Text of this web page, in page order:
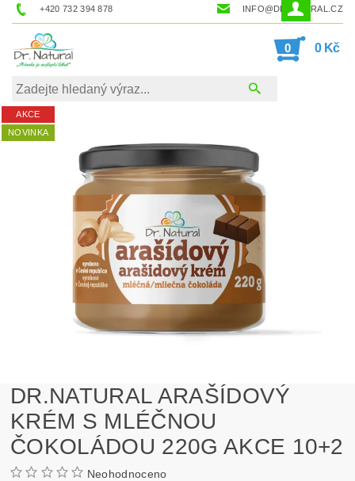
+420 732 394 878 INFO@DRNATURAL.CZ
0 0 Kč
AKCE
NOVINKA
DR.NATURAL ARAŠÍDOVÝ
KRÉM S MLÉČNOU
ČOKOLÁDOU 220G AKCE 10+2
Neohodnoceno